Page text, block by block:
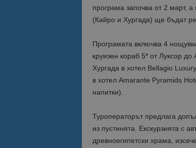
програма започва от 2 март,
(Кайро и Хургада) ще бъдат
Програмата включва 4
круизен кораб 5* от Луксор
Хургада в хотел Bellagio
в хотел Amarante Pyramids
напитки).
Туроператорът предлага
из пустинята. Екскурзията с
древноегипетски храма,